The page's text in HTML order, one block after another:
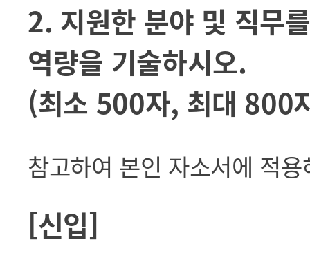
2. 지원한 분야 및 직무
역량을 기술하시오.
(최소 500자, 최대 800
참고하여 본인 자소서에 적
[신입]